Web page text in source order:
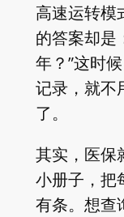
高速运转模
的答案却是
年？”这时
记录，就不
了。
其实，医保
小册子，把
有条。想查